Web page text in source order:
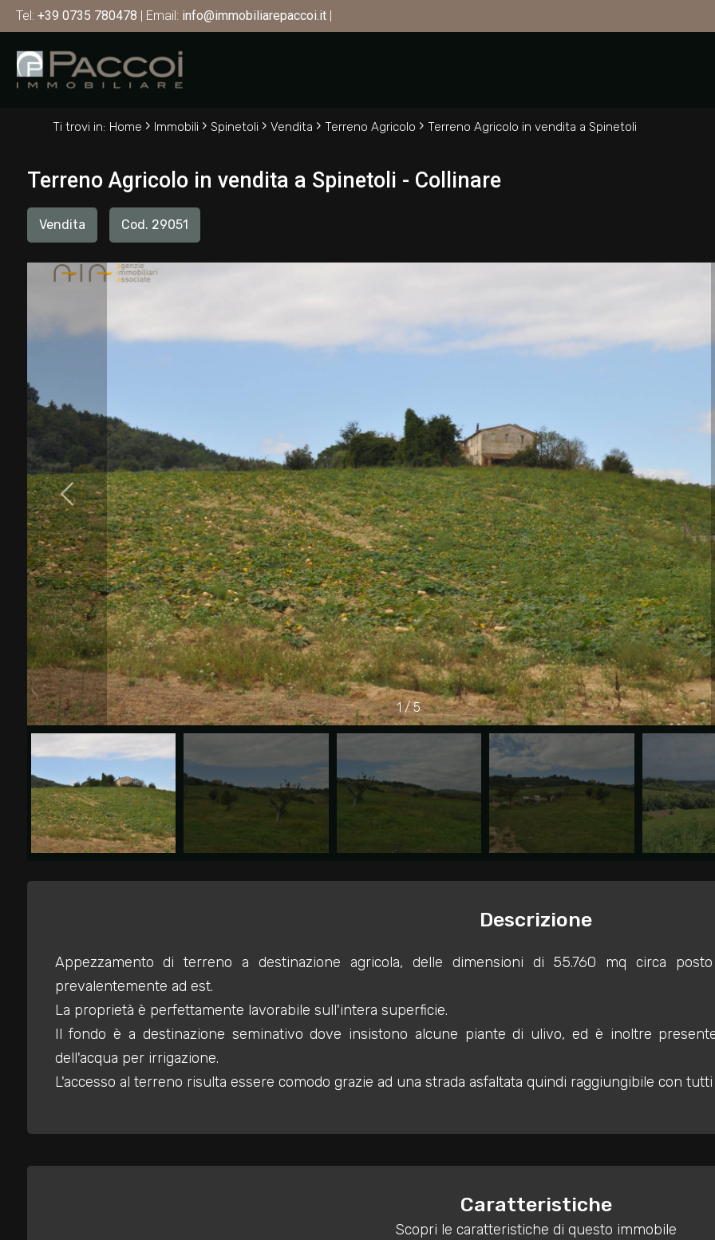
Tel: +39 0735 780478 | Email: info@immobiliarepaccoi.it |
Ti trovi in: Home › Immobili › Spinetoli › Vendita › Terreno Agricolo › Terreno Agricolo in vendita a Spinetoli
Terreno Agricolo in vendita a Spinetoli - Collinare
Vendita Cod. 29051
1 / 5
Descrizione
Appezzamento di terreno a destinazione agricola, delle dimensioni di 55.760 mq circa
prevalentemente ad est.
La proprietà è perfettamente lavorabile sull'intera superficie.
Il fondo è a destinazione seminativo dove insistono alcune piante di ulivo, ed è inoltre
dell'acqua per irrigazione.
L'accesso al terreno risulta essere comodo grazie ad una strada asfaltata quindi raggiungibile con tutti
Caratteristiche
Scopri le caratteristiche di questo immobile
HOME
SIAMO
IMMOBILI
SERVIZI
CONTATTI
Codice
Contratto
Vendita
dove
Provincia
Comune
Tipologia
-
multiscelta
Qualsiasi
Residenziali
Commerciali
Industriali
Terreni
Totale